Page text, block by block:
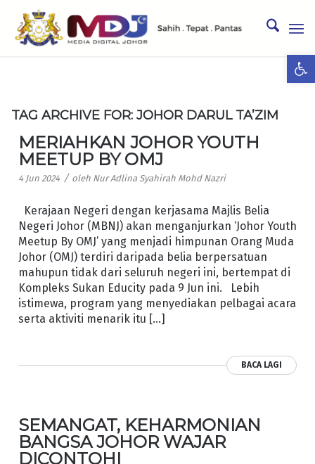
TAG ARCHIVE FOR: JOHOR DARUL TA’ZIM
MERIAHKAN JOHOR YOUTH
MEETUP BY OMJ
4 Jun 2024 / oleh Nur Adlina Syahirah Mohd Nazri
Kerajaan Negeri dengan kerjasama Majlis Belia
Negeri Johor (MBNJ) akan menganjurkan ‘Johor Youth
Meetup By OMJ’ yang menjadi himpunan Orang Muda
Johor (OMJ) terdiri daripada belia berpersatuan
mahupun tidak dari seluruh negeri ini, bertempat di
Kompleks Sukan Educity pada 9 Jun ini. Lebih
istimewa, program yang menyediakan pelbagai acara
serta aktiviti menarik itu […]
BACA LAGI
SEMANGAT, KEHARMONIAN
BANGSA JOHOR WAJAR
DICONTOHI